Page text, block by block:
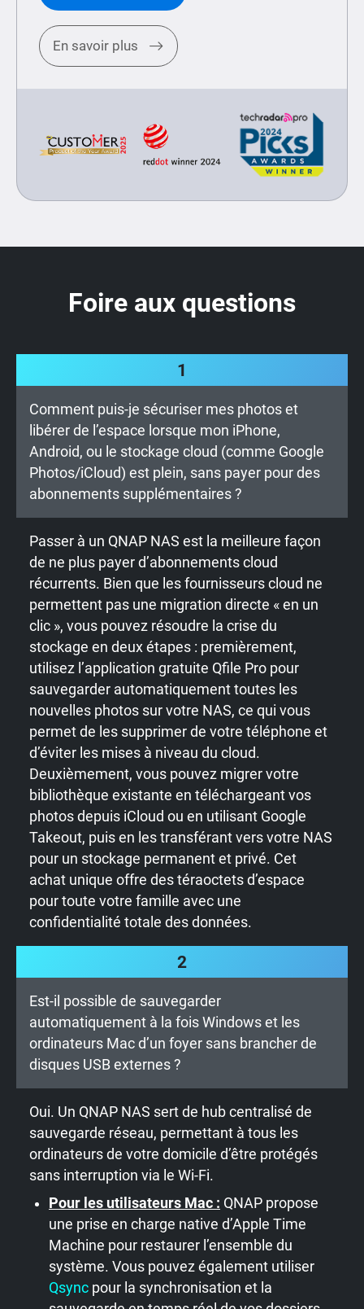
En savoir plus
Foire aux questions
1
Comment puis-je sécuriser mes photos et
libérer de l’espace lorsque mon iPhone,
Android, ou le stockage cloud (comme Google
Photos/iCloud) est plein, sans payer pour des
abonnements supplémentaires ?
Passer à un QNAP NAS est la meilleure façon
de ne plus payer d’abonnements cloud
récurrents. Bien que les fournisseurs cloud ne
permettent pas une migration directe « en un
clic », vous pouvez résoudre la crise du
stockage en deux étapes : premièrement,
utilisez l’application gratuite Qfile Pro pour
sauvegarder automatiquement toutes les
nouvelles photos sur votre NAS, ce qui vous
permet de les supprimer de votre téléphone et
d’éviter les mises à niveau du cloud.
Deuxièmement, vous pouvez migrer votre
bibliothèque existante en téléchargeant vos
photos depuis iCloud ou en utilisant Google
Takeout, puis en les transférant vers votre NAS
pour un stockage permanent et privé. Cet
achat unique offre des téraoctets d’espace
pour toute votre famille avec une
confidentialité totale des données.
2
Est-il possible de sauvegarder
automatiquement à la fois Windows et les
ordinateurs Mac d’un foyer sans brancher de
disques USB externes ?
Oui. Un QNAP NAS sert de hub centralisé de
sauvegarde réseau, permettant à tous les
ordinateurs de votre domicile d’être protégés
sans interruption via le Wi-Fi.
Pour les utilisateurs Mac : QNAP propose
une prise en charge native d’Apple Time
Machine pour restaurer l’ensemble du
système. Vous pouvez également utiliser
Qsync pour la synchronisation et la